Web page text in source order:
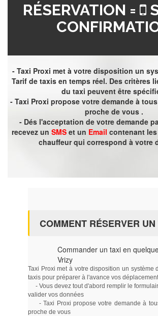
RÉSERVATION =
- Taxi Proxi met à votre disposition un
Tarif de taxis en temps réel. Des critères
du taxi peuvent être
- Taxi Proxi propose votre demande à
proche de vous .
- Dés l'acceptation de votre demande
recevez un SMSet un Email contenant
chauffeur qui correspond à votre
COMMENT RÉSERVER UN
Commander un taxi en
Vrizy
Taxi Proxi met à votre disposition un système
taxis pour préparer à l'avance vos
- Vous devez tout d'abord remplir le
valider vos données
- Taxi Proxi propose votre demande à
proche de vous